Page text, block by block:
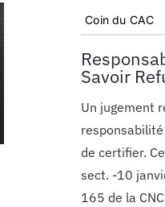
Coin du CAC
Savoir
Un jugement
de certifier.
sect. -10
165 de la